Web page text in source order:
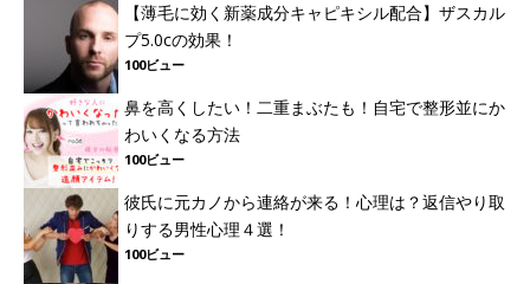
【薄毛に効く新薬成分キャピキシル配合】ザスカル
プ5.0cの効果！
100ビュー
鼻を高くしたい！二重まぶたも！自宅で整形並にか
わいくなる方法
100ビュー
彼氏に元カノから連絡が来る！心理は？返信やり取
りする男性心理４選！
100ビュー